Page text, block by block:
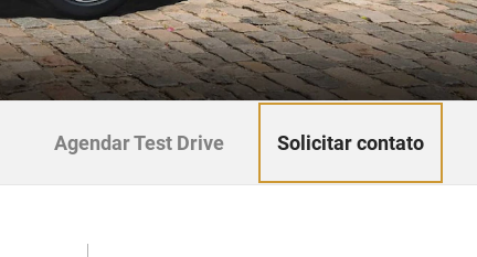
Agendar Test Drive Solicitar contato